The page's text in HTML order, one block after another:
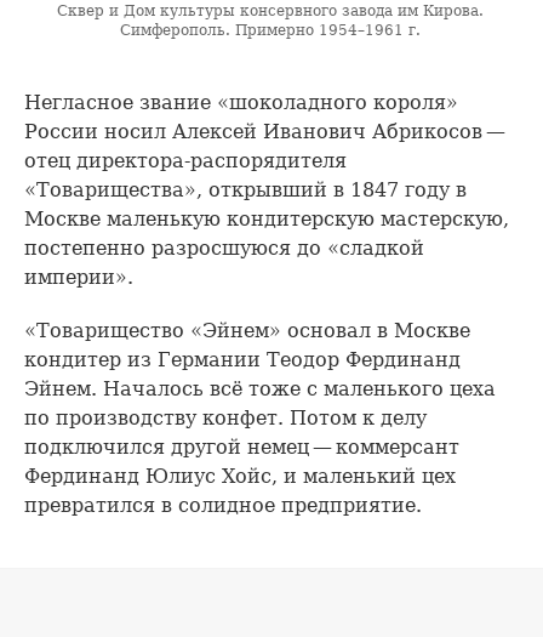
Сквер и Дом культуры консервного завода им Кирова.
Симферополь. Примерно 1954–1961 г.
Негласное звание «шоколадного короля»
России носил Алексей Иванович Абрикосов —
отец директора-распорядителя
«Товарищества», открывший в 1847 году в
Москве маленькую кондитерскую мастерскую,
постепенно разросшуюся до «сладкой
империи».
«Товарищество «Эйнем» основал в Москве
кондитер из Германии Теодор Фердинанд
Эйнем. Началось всё тоже с маленького цеха
по производству конфет. Потом к делу
подключился другой немец — коммерсант
Фердинанд Юлиус Хойс, и маленький цех
превратился в солидное предприятие.